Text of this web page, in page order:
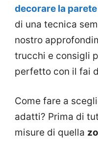
decorare la
di una tecnica
nostro
trucchi e consigli
perfetto con il fai
Come fare a
adatti? Prima di
misure di quella